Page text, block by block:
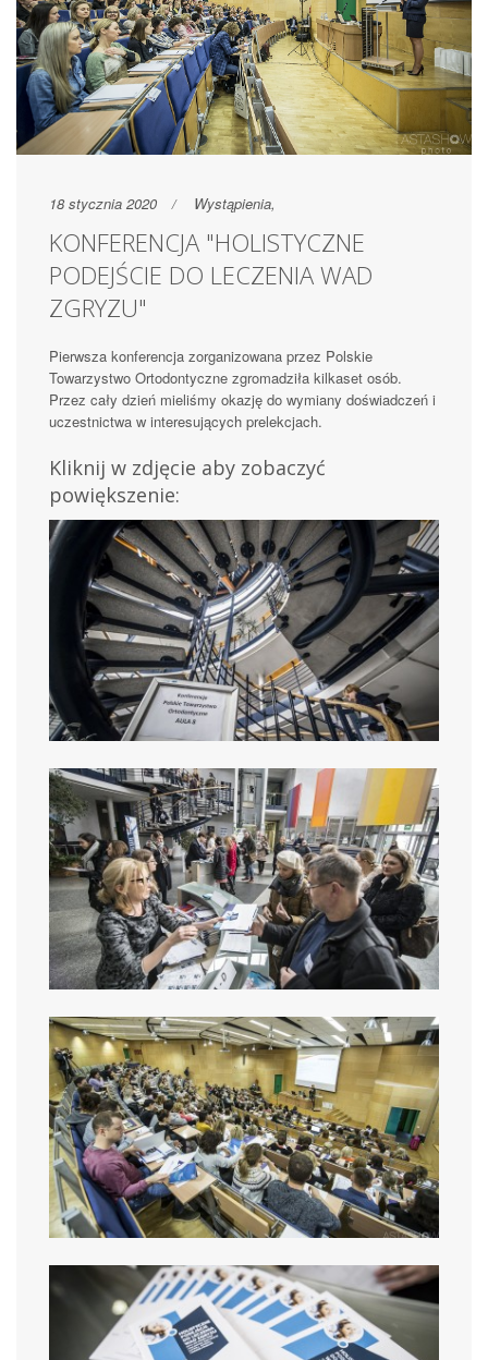
18 stycznia 2020 Wystąpienia,
KONFERENCJA "HOLISTYCZNE
PODEJŚCIE DO LECZENIA WAD
ZGRYZU"
Pierwsza konferencja zorganizowana przez Polskie
Towarzystwo Ortodontyczne zgromadziła kilkaset osób.
Przez cały dzień mieliśmy okazję do wymiany doświadczeń i
uczestnictwa w interesujących prelekcjach.
Kliknij w zdjęcie aby zobaczyć
powiększenie: